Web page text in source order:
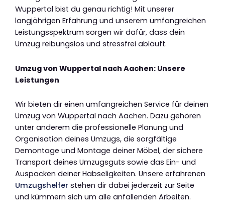
Wuppertal bist du genau richtig! Mit unserer
langjährigen Erfahrung und unserem umfangreichen
Leistungsspektrum sorgen wir dafür, dass dein
Umzug reibungslos und stressfrei abläuft.
Umzug von Wuppertal nach Aachen: Unsere
Leistungen
Wir bieten dir einen umfangreichen Service für deinen
Umzug von Wuppertal nach Aachen. Dazu gehören
unter anderem die professionelle Planung und
Organisation deines Umzugs, die sorgfältige
Demontage und Montage deiner Möbel, der sichere
Transport deines Umzugsguts sowie das Ein- und
Auspacken deiner Habseligkeiten. Unsere erfahrenen
Umzugshelfer stehen dir dabei jederzeit zur Seite
und kümmern sich um alle anfallenden Arbeiten.